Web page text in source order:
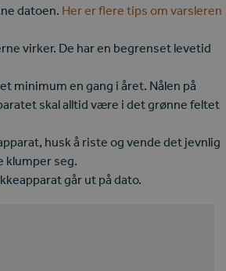
datoen. Her er flere tips om varsleren
virker. De har en begrenset levetid
minimum en gang i året. Nålen på
skal alltid være i det grønne feltet
husk å riste og vende det jevnlig
klumper seg.
går ut på dato.